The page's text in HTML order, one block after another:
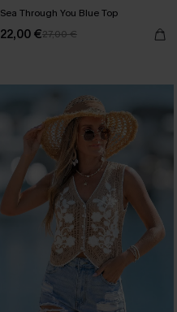
Sea Through You Blue Top
22,00 €27,00 €